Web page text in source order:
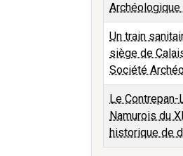
Archéologique
Un train
siège de
Société
Le
Namurois du
historique de